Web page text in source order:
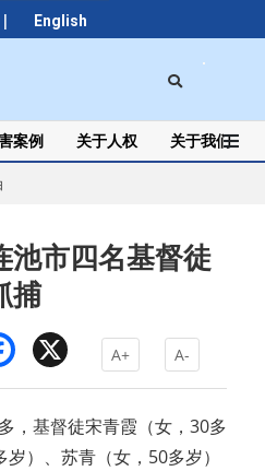
| English
案例 关于人权 关于我们
池市四名基督徒
捕
Facebook A+ A-
，基督徒宋青霞（女，30多
）、苏青（女，50多岁）